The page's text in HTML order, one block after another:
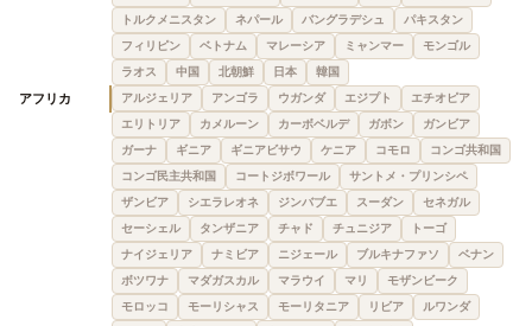
トルクメニスタン
ネパール バングラデシュ
パキスタン
フィリピン
ベトナム マレーシア ミャンマー
モンゴル
ラオス
中国 北朝鮮 日本 韓国
アフリカ アルジェリア アンゴラ ウガンダ エジプト
エチオピア
エリトリア
カメルーン カーボベルデ ガボン
ガンビア
ガーナ
ギニア ギニアビサウ ケニア コモロ
コンゴ共和国
コンゴ民主共和国
コートジボワール
サントメ・プリンシペ
ザンビア
シエラレオネ ジンバブエ スーダン
セネガル
セーシェル
タンザニア チャド チュニジア
トーゴ
ナイジェリア
ナミビア ニジェール ブルキナファソ
ベナン
ボツワナ
マダガスカル マラウイ マリ
モザンビーク
モロッコ
モーリシャス モーリタニア リビア
ルワンダ